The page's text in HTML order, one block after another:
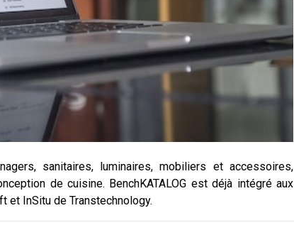
sanitaires, luminaires, mobiliers et accessoires,
de cuisine. BenchKATALOG est déjà intégré aux
et InSitu de Transtechnology.